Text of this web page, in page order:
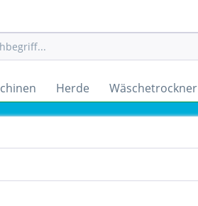
Herde Wäschetrockner